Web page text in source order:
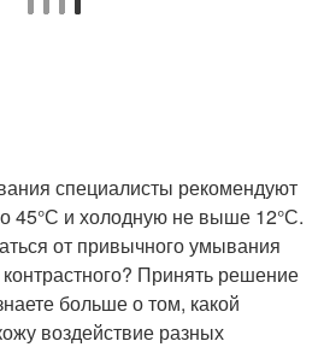
специалисты рекомендуют
45°С и холодную не выше 12°С.
от привычного умывания
Принять решение
больше о том, какой
воздействие разных